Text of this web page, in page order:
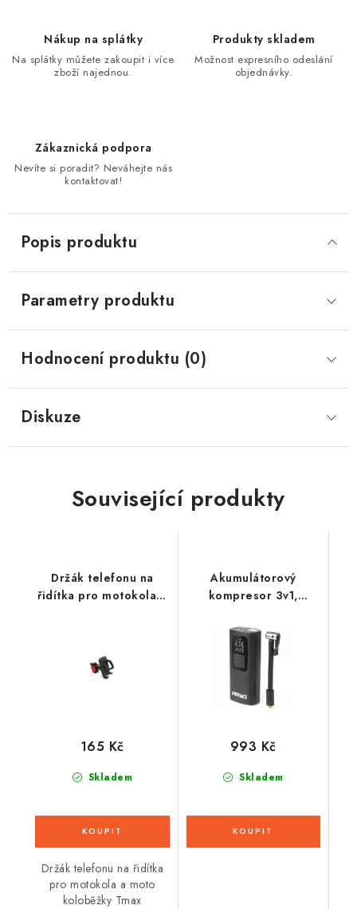
Nákup na splátky
Na splátky můžete zakoupit i více
zboží najednou.
Produkty skladem
Možnost expresního odeslání
objednávky.
Zákaznická podpora
Nevíte si poradit? Neváhejte nás
kontaktovat!
Popis produktu
Parametry produktu
Hodnocení produktu (0)
Diskuze
Související produkty
Držák telefonu na
řidítka pro motokola a
Skladem
165 Kč
Držák telefonu na řidítka
pro motokola a moto
koloběžky Tmax
Akumulátorový
kompresor 3v1,
powerbanka, LED
Skladem
993 Kč